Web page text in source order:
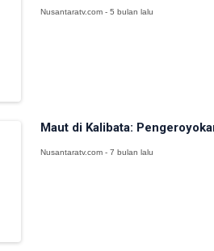
Nusantaratv.com - 5 bulan lalu
Maut di Kalibata:
Nusantaratv.com - 7 bulan lalu